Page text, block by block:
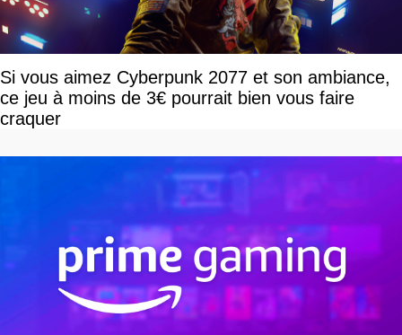
Si vous aimez Cyberpunk 2077 et son ambiance,
ce jeu à moins de 3€ pourrait bien vous faire
craquer